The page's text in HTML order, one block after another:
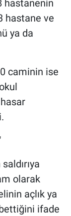
hastanenin
hastane ve
ya da
caminin ise
hasar
olarak
açlık ya
ifade